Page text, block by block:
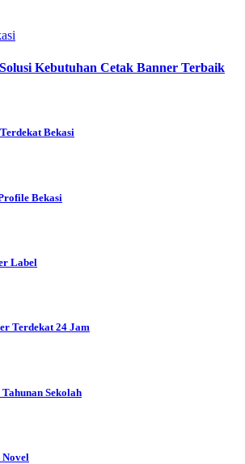
Kebutuhan Cetak Banner Terbaik
Bekasi
Bekasi
Label
Terdekat 24 Jam
Sekolah